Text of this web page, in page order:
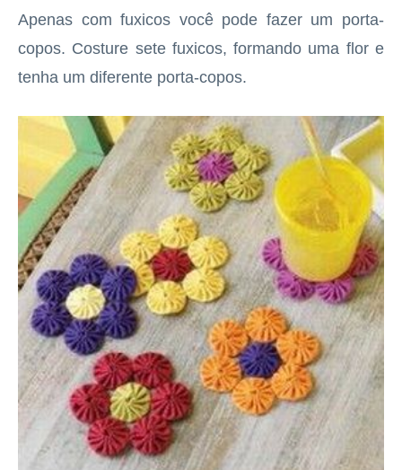
Apenas com fuxicos você pode fazer um porta-
copos. Costure sete fuxicos, formando uma flor e
tenha um diferente porta-copos.